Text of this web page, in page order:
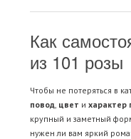
Как
из 101 розы
Чтобы не потеряться в
повод, цвет и характер
крупный и заметный
нужен ли вам яркий